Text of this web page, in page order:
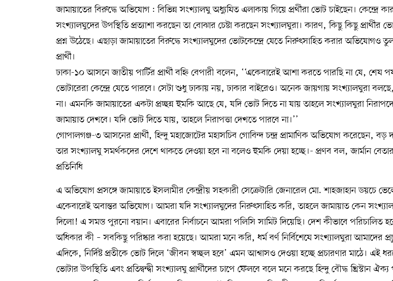
জামায়াতের বিরুদ্ধে অভিযোগ : বিভিন্ন সংখ্যালঘু অধ্যুষিত এলাকায় গিয়ে প্রর্থীরা ভোট চাইছেন। কেন্দ্রে
সংখ্যালঘুদের উপস্থিতি প্রত্যাশা করছেন তা বোঝার চেষ্টা করছেন সংখ্যালঘুরা। কারণ, কিছু কিছু প্রার্থীর
প্রশ্ন উঠেছে। এছাড়া জামায়াতের বিরুদ্ধে সংখ্যালঘুদের ভোটকেন্দ্রে যেতে নিরুৎসাহিত করার
প্রার্থী।
ঢাকা-১০ আসনে জাতীয় পার্টির প্রার্থী বহ্নি বেপারী বলেন, ‘‘একেবারেই আশা করতে পারছি না যে, শেষ
ভোটারেরা কেন্দ্রে যেতে পারবে। সেটা শুধু ঢাকায় নয়, ঢাকার বাইরেও। অনেক জায়গায় সংখ্যালঘুরা
না। এমনকি জামায়াতের একটা প্রচ্ছন্ন হুমকি আছে যে, যদি ভোট দিতে না যায় তাহলে সংখ্যালঘুরা নিরাপদে
জামায়াত দেখবে। যদি ভোট দিতে যায়, তাহলে নিরাপত্তা দেখতে পারবে না।’’
গোপালগঞ্জ-৩ আসনের প্রার্থী, হিন্দু মহাজোটের মহাসচিব গোবিন্দ চন্দ্র প্রামাণিক অভিযোগ করেছেন,
তার সংখ্যালঘু সমর্থকদের দেশে থাকতে দেওয়া হবে না বলেও হুমকি দেয়া হচ্ছে।- প্রণব বল, জার্মান
প্রতিনিধি
এ অভিযোগ প্রসঙ্গে জামায়াতে ইসলামীর কেন্দ্রীয় সহকারী সেক্রেটারি জেনারেল মো. শাহজাহান ডয়চে
একেবারেই অবান্তর অভিযোগ। আমরা যদি সংখ্যালঘুদের নিরুৎসাহিত করি, তাহলে জামায়াত কেন
দিলো! এ সমস্ত পুরনো বয়ান। এবারের নির্বাচনে আমরা পলিসি সামিট দিয়েছি। দেশ কীভাবে পরিচালিত
অধিকার কী – সবকিছু পরিষ্কার করা হয়েছে। আমরা মনে করি, ধর্ম বর্ণ নির্বিশেষে সংখ্যালঘুরা আমাদের
এদিকে, নির্দিষ্ট প্রতীকে ভোট দিলে ‘জীবন স্বচ্ছল হবে’ এমন আশ্বাসও দেওয়া হচ্ছে প্রচারণার মাঠে। এই
ভোটার উপস্থিতি এবং প্রতিদ্বন্দ্বী সংখ্যালঘু প্রার্থীদের চাপে ফেলবে বলে মনে করছে হিন্দু বৌদ্ধ খ্রিস্টান